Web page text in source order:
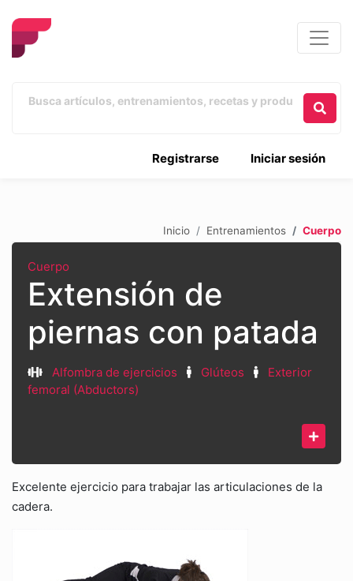
Iniciar sesión
Registrarse
Inicio Entrenamientos Cuerpo
Cuerpo
Extensión de
piernas con patada
Alfombra de ejercicios Glúteos
Exterior
femoral (Abductors)
Excelente ejercicio para trabajar las articulaciones de la
cadera.